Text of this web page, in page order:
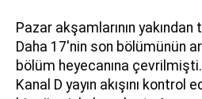
Pazar akşamlarının yakından
Daha 17'nin son bölümünün
bölüm heyecanına
Kanal D yayın akışını kontrol